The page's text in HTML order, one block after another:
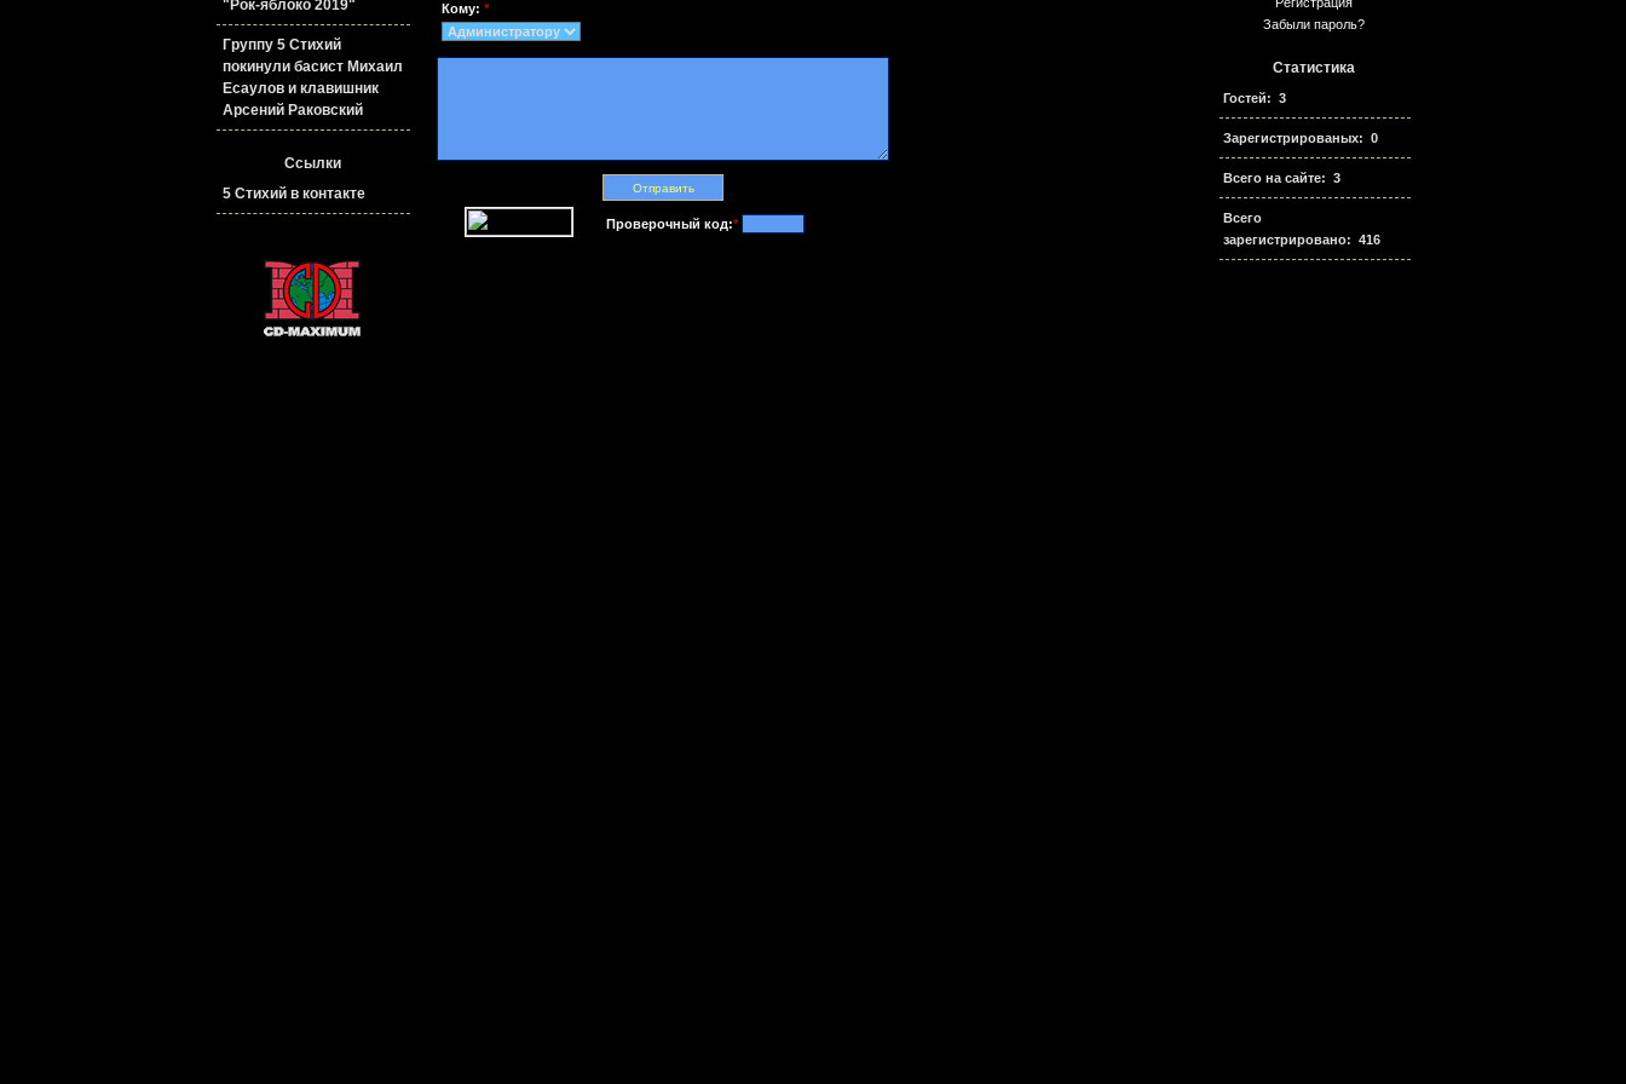
Кому: *
Проверочный код:*
"Рок-яблоко 2019"
Группу 5 Стихий
покинули басист Михаил
Есаулов и клавишник
Арсений Раковский
Ссылки
5 Стихий в контакте
Забыли пароль?
Статистика
Гостей: 3
Зарегистрированых: 0
Всего на сайте: 3
Всего
зарегистрировано: 416